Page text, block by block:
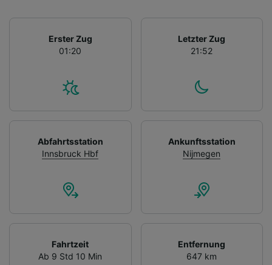
Erster Zug
01:20
Letzter Zug
21:52
Abfahrtsstation
Innsbruck Hbf
Ankunftsstation
Nijmegen
Fahrtzeit
Ab 9 Std 10 Min
Entfernung
647 km